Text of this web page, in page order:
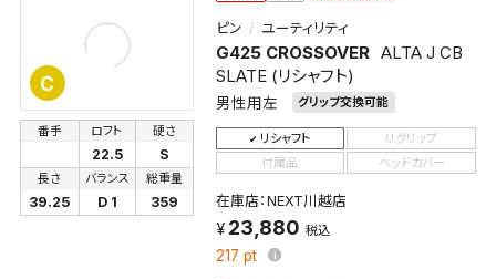
C
ピン ユーティリティ
G425 CROSSOVER ALTA J CB
SLATE (リシャフト)
男性用左 グリップ交換可能
番手 ロフト
22.5
硬さ
S
長さ
39.25
バランス
D 1
総重量
359
リシャフト
リグリップ
付属品
ヘッドカバー
在庫店：NEXT川越店
23,880 税込
217 pt